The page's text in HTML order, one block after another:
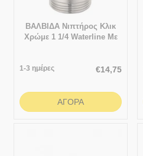
ΒΑΛΒΙΔΑ Νιπτήρoς Κλικ
Χρώμε 1 1/4 Waterline Με
1-3 ημέρες €14,75
ΑΓΟΡΆ